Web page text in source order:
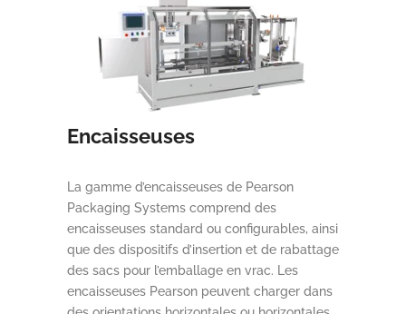
Encaisseuses
La gamme d’encaisseuses de Pearson
Packaging Systems comprend des
encaisseuses standard ou configurables, ainsi
que des dispositifs d’insertion et de rabattage
des sacs pour l’emballage en vrac. Les
encaisseuses Pearson peuvent charger dans